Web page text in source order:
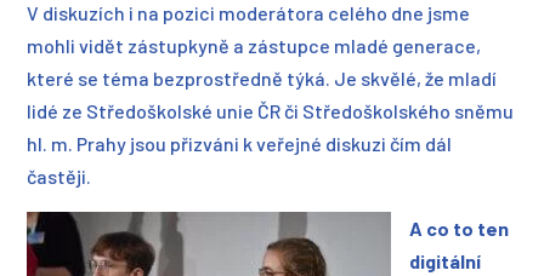
V diskuzích i na pozici moderátora celého dne jsme
mohli vidět zástupkyně a zástupce mladé generace,
které se téma bezprostředně týká. Je skvělé, že mladí
lidé ze Středoškolské unie ČR či Středoškolského sněmu
hl. m. Prahy jsou přizváni k veřejné diskuzi čím dál
častěji.
A co to ten
digitální